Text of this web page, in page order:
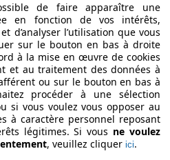
kW (120 PS)
de faire apparaître une
en fonction de vos intérêts,
d’analyser l’utilisation que vous
sur le bouton en bas à droite
à la mise en œuvre de cookies
et au traitement des données à
ou sur le bouton en bas à
procéder à une sélection
si vous voulez vous opposer au
à caractère personnel reposant
légitimes. Si vous ne voulez
, veuillez cliquer ici.